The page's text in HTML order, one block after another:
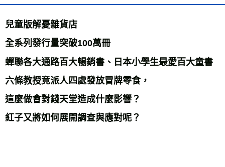
每筆NT$70，滿NT$799(含以上)免運費
離島宅配
每筆NT$200，滿NT$99,999(含以上)免運費
海外叢書運費 查看運費
雜誌海外運費
數位商品海外免運
兒童版解憂雜貨店
全系列發行量突破100萬冊
蟬聯各大通路百大暢銷書、日本小學生最愛百大童書
六條教授竟派人四處發放冒牌零食，
這麼做會對錢天堂造成什麼影響？
紅子又將如何展開調查與應對呢？